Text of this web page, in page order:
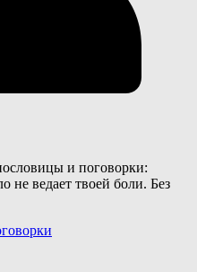
и поговорки:
не ведает твоей боли. Без